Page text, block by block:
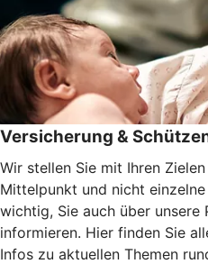
Versicherung &
Wir stellen Sie mit Ihren
Mittelpunkt und nicht
wichtig, Sie auch über unsere
informieren. Hier finden Sie
Infos zu aktuellen Themen